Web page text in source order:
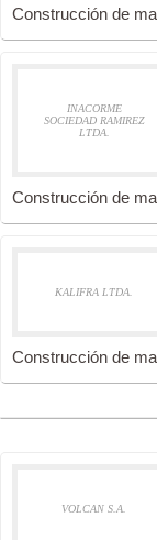
Construcción de
INACORME
SOCIEDAD RAMIREZ
LTDA.
Construcción de
KALIFRA LTDA.
Construcción de
VOLCAN S.A.